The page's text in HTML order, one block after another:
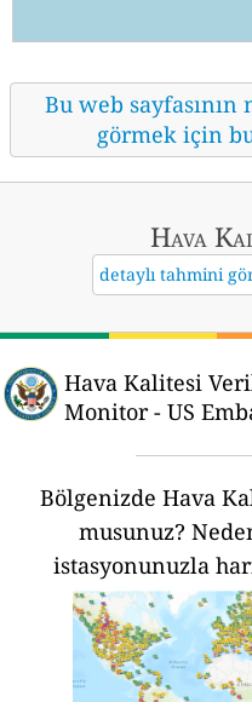
Bu web
görmek için
Hava
detaylı tahmini
Hava Kalitesi
Monitor - US
Bölgenizde Hava
musunuz?
istasyonunuzla